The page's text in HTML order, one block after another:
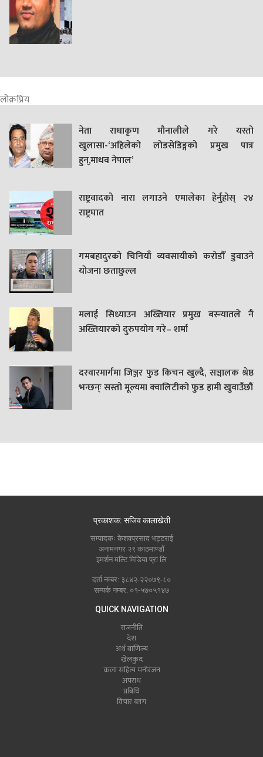
लोक्रप्रिय
नेता राधाकृण मौनालीले गरे यस्तो
खुलासा-‘अहिलेको लोडसेडिङ्गको प्रमुख पात्र
हुन्,माधव नेपाल’
राष्ट्रवादको नारा लगाउने एमालेका हेर्नुहोस् २४
राष्ट्रघात
गमबहादुरकाे चिनियाँ व्यवसायीको करोडौँ डुवाउने
याेजना छताछुल्ल
मलाई सिध्याउन अख्तियार प्रमुख बस्न्यातले नै
अख्तियारको दुरुपयोग गरे– शर्मा
दरवारमार्गमा जिञ्जर फुड किचन खुल्दै, सञ्चालक श्रेष्ठ
भन्छन्ः सस्तो मूल्यमा क्वालिटीको फुड हामी खुवाउँछौं
प्रकाशक: सजिव कालाखेती
सम्पादकः केशवप्रसाद भट्टराई
अनामनगर २९ काठमाण्डौं
इमर्शन मल्टि मिडिया प्रा लि
दर्ता नम्बर: ३८४२-२२०७९-८०
सम्पर्क नम्बर: ०१-५७०५१४७
QUICK NAVIGATION
राजनीति
देश
अर्थ बाणिज्य
खेलकुद
कला सहित्य मनोरंजन
अपराध
प्रबिधि
विचार ब्लग